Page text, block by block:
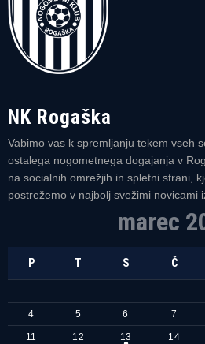
NK Rogaška
Vabimo vas k spremljanju tekem vseh
ostalega nogometnega dogajanja v
na socialnih omrežjih in spletni strani,
postrežemo v najbolj svežimi novicami
marec
P T S Č
4 5 6 7
11 12 13 14